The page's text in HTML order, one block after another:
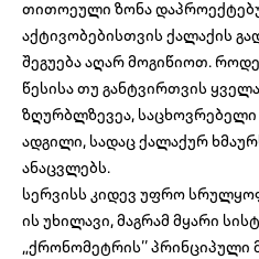
თითოეული ზონა
აქტივობებისთვის ქალაქის
შეგუება აღარ მოგიწიოთ.
წესისა თუ განტვირთვის
ზღურბლზევეა,
ადგილი, სადაც ქალაქურ
ანაცვლებს.
სერვისს კიდევ უფრო
ის უხილავი, მაგრამ მყარი
„ქრონომეტრის’’ პრინციპული